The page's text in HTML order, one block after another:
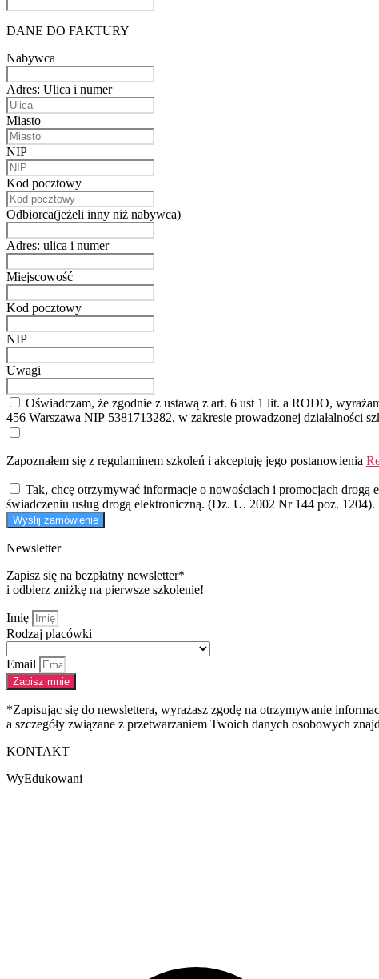
DANE DO FAKTURY
Nabywca
Adres: Ulica i numer
Miasto
NIP
Kod pocztowy
Odbiorca(jeżeli inny niż nabywca)
Adres: ulica i numer
Miejscowość
Kod pocztowy
NIP
Uwagi
Oświadczam, że zgodnie z ustawą z art. 6 ust 1 lit. a RODO,
456 Warszawa NIP 5381713282, w zakresie prowadzonej działalności
Zapoznałem się z regulaminem szkoleń i akceptuję jego postanowienia
Tak, chcę otrzymywać informacje o nowościach i promocjach
świadczeniu usług drogą elektroniczną. (Dz. U. 2002 Nr 144 poz. 1204).
Wyślij zamówienie
Newsletter
Zapisz się na bezpłatny newsletter*
i odbierz zniżkę na pierwsze szkolenie!
Imię
Rodzaj placówki
Email
Zapisz mnie
*Zapisując się do newslettera, wyrażasz zgodę na otrzymywanie
a szczegóły związane z przetwarzaniem Twoich danych osobowych
KONTAKT
WyEdukowani